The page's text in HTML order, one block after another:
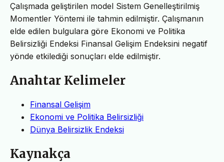
Çalışmada geliştirilen model Sistem Genelleştirilmiş
Momentler Yöntemi ile tahmin edilmiştir. Çalışmanın
elde edilen bulgulara göre Ekonomi ve Politika
Belirsizliği Endeksi Finansal Gelişim Endeksini negatif
yönde etkilediği sonuçları elde edilmiştir.
Anahtar Kelimeler
Finansal Gelişim
Ekonomi ve Politika Belirsizliği
Dünya Belirsizlik Endeksi
Kaynakça